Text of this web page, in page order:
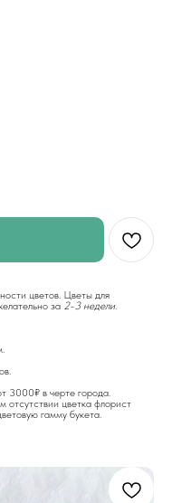
цветов. Цветы для
за 2-3 недели.
3000₽ в черте города.
отсутствии цветка флорист
гамму букета.